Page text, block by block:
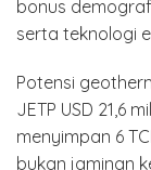
bonus
serta teknologi
Potensi
JETP USD 21,6
menyimpan 6
bukan jaminan